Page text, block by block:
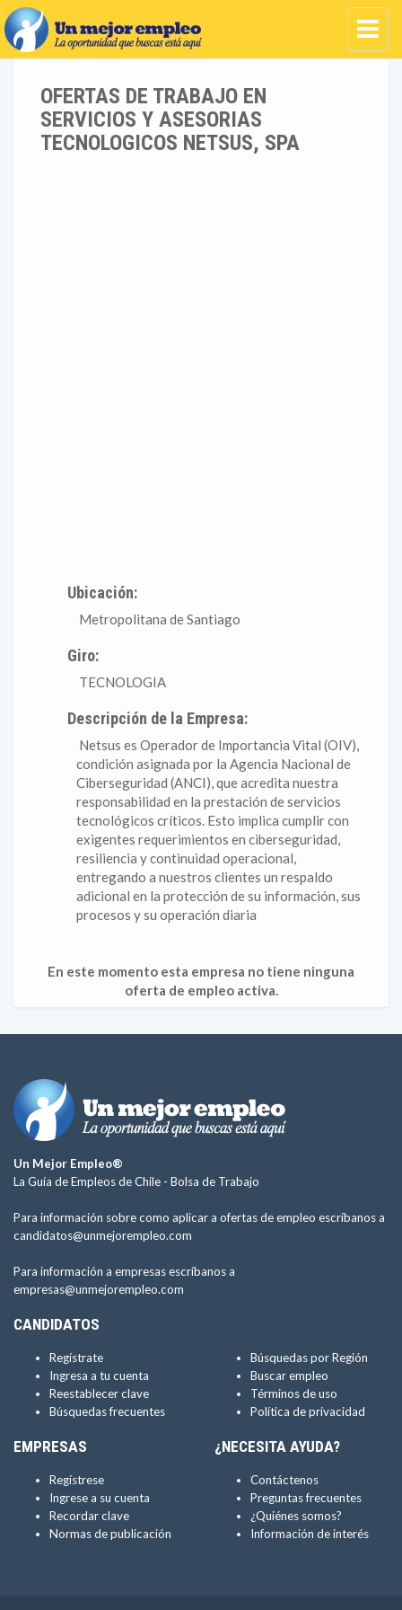
OFERTAS DE TRABAJO EN
SERVICIOS Y ASESORIAS
TECNOLOGICOS NETSUS, SPA
Ubicación:
Metropolitana de Santiago
Giro:
TECNOLOGIA
Descripción de la Empresa:
Netsus es Operador de Importancia Vital (OIV),
condición asignada por la Agencia Nacional de
Ciberseguridad (ANCI), que acredita nuestra
responsabilidad en la prestación de servicios
tecnológicos críticos. Esto implica cumplir con
exigentes requerimientos en ciberseguridad,
resiliencia y continuidad operacional,
entregando a nuestros clientes un respaldo
adicional en la protección de su información, sus
procesos y su operación diaria
En este momento esta empresa no tiene ninguna
oferta de empleo activa.
Un Mejor Empleo®
La Guía de Empleos de Chile - Bolsa de Trabajo
Para información sobre como aplicar a ofertas de empleo escríbanos a
candidatos@unmejorempleo.com
Para información a empresas escríbanos a
empresas@unmejorempleo.com
CANDIDATOS
Regístrate
Ingresa a tu cuenta
Reestablecer clave
Búsquedas frecuentes
Búsquedas por Región
Buscar empleo
Términos de uso
Política de privacidad
EMPRESAS
Regístrese
Ingrese a su cuenta
Recordar clave
Normas de publicación
¿NECESITA AYUDA?
Contáctenos
Preguntas frecuentes
¿Quiénes somos?
Información de interés